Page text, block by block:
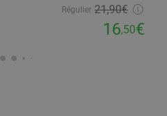
Régulier 21,90€
16,50€